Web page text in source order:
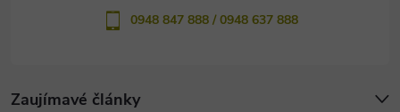
Zaujímavé články
0948 847 888 / 0948 637 888